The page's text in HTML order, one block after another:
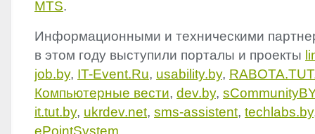
MTS.
Информационными и техническими
в этом году выступили порталы и проекты
job.by, IT-Event.Ru, usability.by, RABOTA.TUT
Компьютерные вести, dev.by, sCommunityBY
it.tut.by, ukrdev.net, sms-assistent, techlabs.by
ePointSystem.